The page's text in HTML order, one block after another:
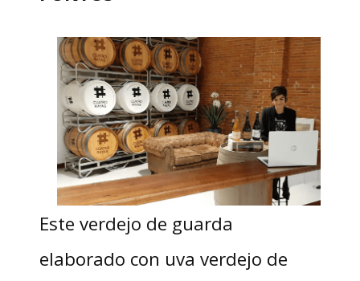
Este verdejo de guarda
elaborado con uva verdejo de